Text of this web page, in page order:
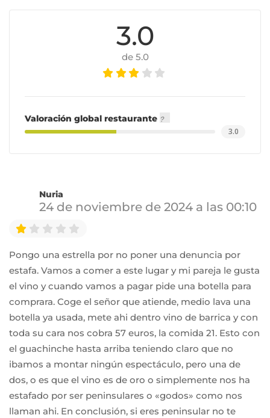
3.0
de 5.0
Valoración global restaurante
3.0
Nuria
24 de noviembre de 2024 a las 00:10
Pongo una estrella por no poner una denuncia por
estafa. Vamos a comer a este lugar y mi pareja le gusta
el vino y cuando vamos a pagar pide una botella para
comprara. Coge el señor que atiende, medio lava una
botella ya usada, mete ahi dentro vino de barrica y con
toda su cara nos cobra 57 euros, la comida 21. Esto con
el guachinche hasta arriba teniendo claro que no
ibamos a montar ningún espectáculo, pero una de
dos, o es que el vino es de oro o simplemente nos ha
estafado por ser peninsulares o «godos» como nos
llaman ahi. En conclusión, si eres peninsular no te